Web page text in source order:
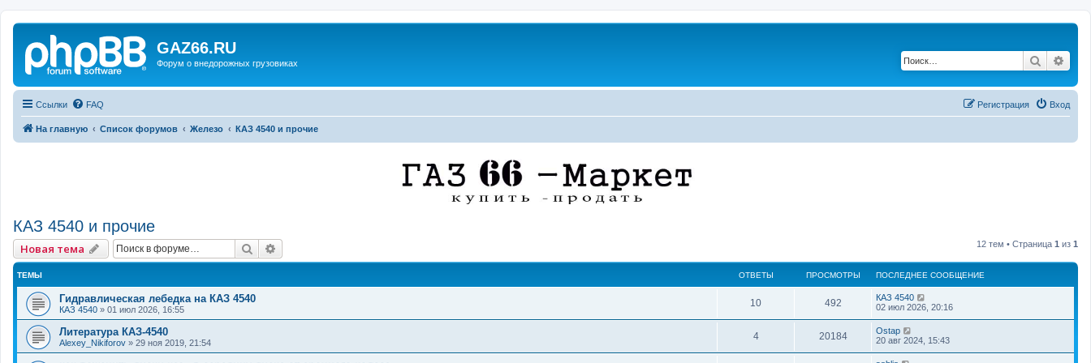
GAZ66.RU
Форум о внедорожных грузовиках Поиск
Ссылки FAQ Вход
Регистрация
На главную Список форумов Железо КАЗ 4540 и прочие
КАЗ 4540 и прочие
Новая тема Поиск 12 тем • Страница 1 из 1
ТЕМЫ ОТВЕТЫ ПРОСМОТРЫ ПОСЛЕДНЕЕ СООБЩЕНИЕ
Гидравлическая лебедка на КАЗ 4540
КАЗ 4540 » 01 июл 2026, 16:55
10 492
КАЗ 4540
02 июл 2026, 20:16
Литература КАЗ-4540
Alexey_Nikiforov » 29 ноя 2019, 21:54
4 20184
Ostap
20 авг 2024, 15:43